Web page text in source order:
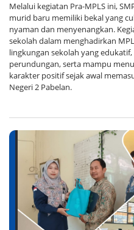
Melalui kegiatan Pra-MPLS ini,
murid baru memiliki bekal yang
nyaman dan menyenangkan.
sekolah dalam menghadirkan
lingkungan sekolah yang
perundungan, serta mampu
karakter positif sejak awal
Negeri 2 Pabelan.